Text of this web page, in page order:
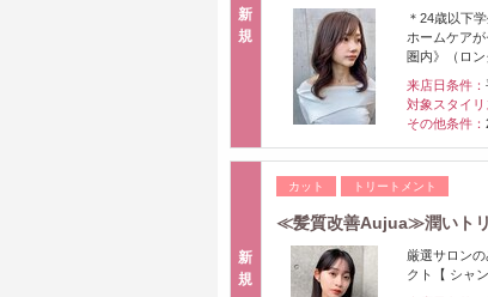
新
規
＊24歳以下
ホームケア
圏内》（ロン
来店日条件：
対象スタイリ
その他条件：
新
規
カット トリートメント
≪髪質改善Aujua≫潤いトリ
厳選サロン
クト【 シャ